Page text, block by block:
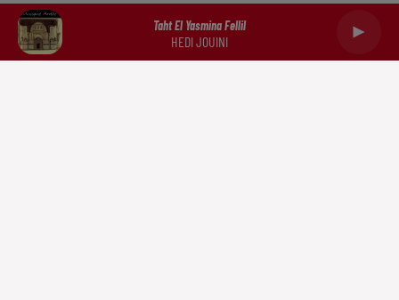
Taht El Yasmina Fellil
HEDI JOUINI